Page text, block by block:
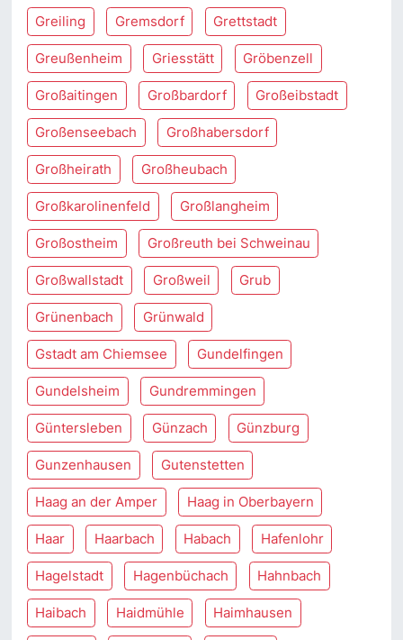
Greiling Gremsdorf Grettstadt
Greußenheim Griesstätt Gröbenzell
Großaitingen Großbardorf Großeibstadt
Großenseebach Großhabersdorf
Großheirath Großheubach
Großkarolinenfeld Großlangheim
Großostheim Großreuth bei Schweinau
Großwallstadt Großweil Grub
Grünenbach Grünwald
Gstadt am Chiemsee Gundelfingen
Gundelsheim Gundremmingen
Güntersleben Günzach Günzburg
Gunzenhausen Gutenstetten
Haag an der Amper Haag in Oberbayern
Haar Haarbach Habach Hafenlohr
Hagelstadt Hagenbüchach Hahnbach
Haibach Haidmühle Haimhausen